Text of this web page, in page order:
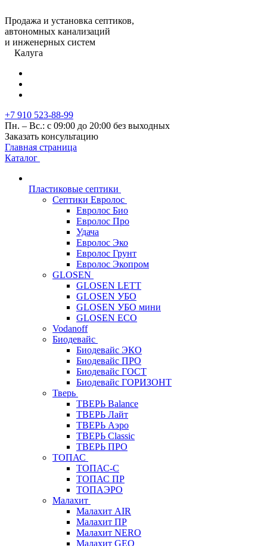
Продажа и установка септиков,
автономных канализаций
и инженерных систем
Калуга
+7 910 523-88-99
Пн. – Вс.: с 09:00 до 20:00 без выходных
Заказать консультацию
Главная страница
Каталог
Пластиковые септики
Септики Евролос
Евролос Био
Евролос Про
Удача
Евролос Эко
Евролос Грунт
Евролос Экопром
GLOSEN
GLOSEN LETT
GLOSEN УБО
GLOSEN УБО мини
GLOSEN ECO
Vodanoff
Биодевайс
Биодевайс ЭКО
Биодевайс ПРО
Биодевайс ГОСТ
Биодевайс ГОРИЗОНТ
Тверь
ТВЕРЬ Balance
ТВЕРЬ Лайт
ТВЕРЬ Аэро
ТВЕРЬ Classic
ТВЕРЬ ПРО
ТОПАС
ТОПАС-С
ТОПАС ПР
ТОПАЭРО
Малахит
Малахит AIR
Малахит ПР
Малахит NERO
Малахит GEO